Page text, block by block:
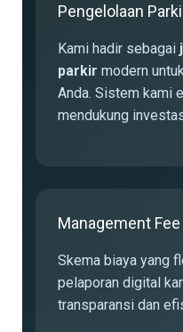
Pengelolaan
Kami hadir sebagai
parkir modern
Anda. Sistem kami
mendukung
Management
Skema biaya yang
pelaporan digital
transparansi dan